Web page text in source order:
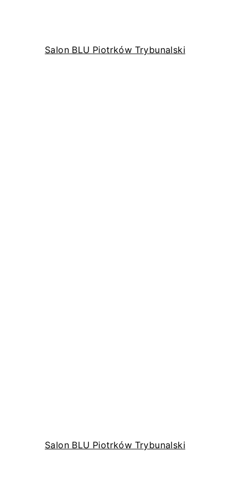
Salon BLU Piotrków Trybunalski
Salon BLU Piotrków Trybunalski